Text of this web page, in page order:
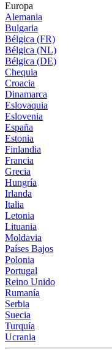
Europa
Alemania
Bulgaria
Bélgica (FR)
Bélgica (NL)
Bélgica (DE)
Chequia
Croacia
Dinamarca
Eslovaquia
Eslovenia
España
Estonia
Finlandia
Francia
Grecia
Hungría
Irlanda
Italia
Letonia
Lituania
Moldavia
Países Bajos
Polonia
Portugal
Reino Unido
Rumanía
Serbia
Suecia
Turquía
Ucrania